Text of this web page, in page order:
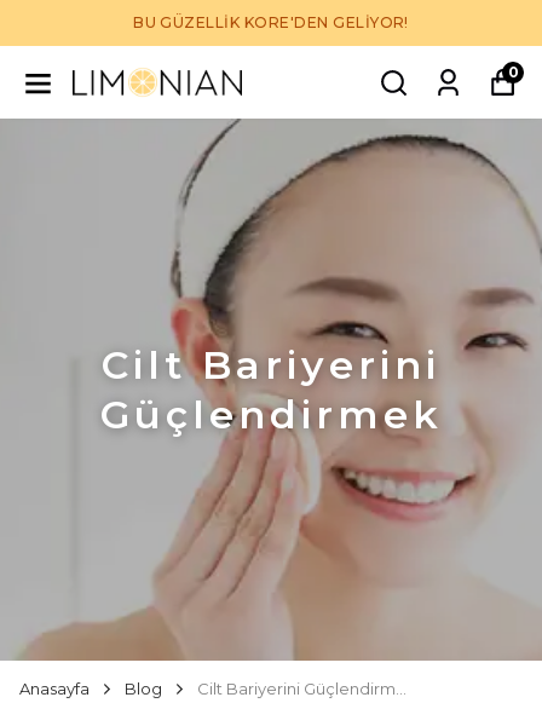
BU GÜZELLİK KORE'DEN GELİYOR!
0
Cilt Bariyerini
Güçlendirmek
Anasayfa Blog